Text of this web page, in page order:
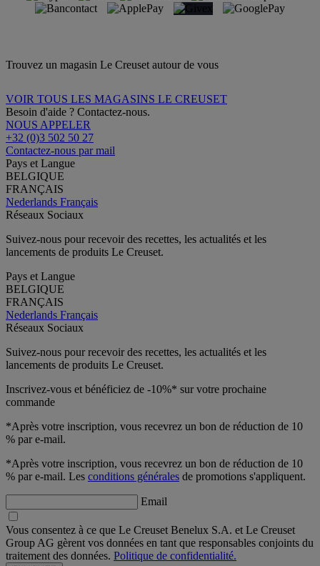
Trouvez un magasin Le Creuset autour de vous
VOIR TOUS LES MAGASINS LE CREUSET
Besoin d'aide ? Contactez-nous.
NOUS APPELER
+32 (0)3 502 50 27
Contactez-nous par mail
Pays et Langue
BELGIQUE
FRANÇAIS
Nederlands Français
Réseaux Sociaux
Suivez-nous pour recevoir des recettes, les actualités et les
lancements de produits Le Creuset.
Pays et Langue
BELGIQUE
FRANÇAIS
Nederlands Français
Réseaux Sociaux
Suivez-nous pour recevoir des recettes, les actualités et les
lancements de produits Le Creuset.
Inscrivez-vous et bénéficiez de -10%* sur votre prochaine
commande
*Après votre inscription, vous recevrez un bon de réduction de 10
% par e-mail.
*Après votre inscription, vous recevrez un bon de réduction de 10
% par e-mail. Les conditions générales de promotions s'appliquent.
Email
Vous consentez à ce que Le Creuset Benelux S.A. et Le Creuset
Group AG gèrent vos données en tant que responsables conjoints du
traitement des données. Politique de confidentialité.